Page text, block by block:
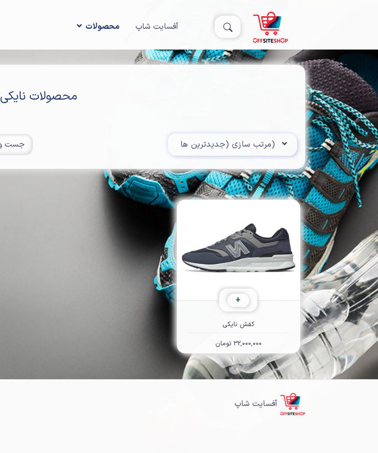
آفسایت شاپ محصولات
محصولات نایکی
مرتب سازی (جدیدترین ها) Toggle Dropdown
+
کفش نایکی
32,000,000 تومان
آفسایت شاپ